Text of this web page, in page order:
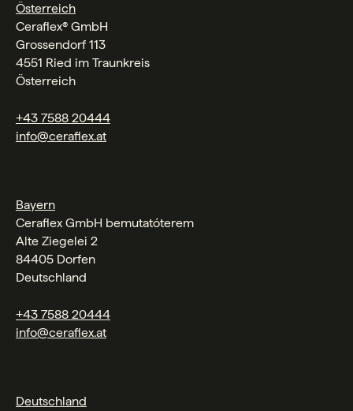
Österreich
Ceraflex® GmbH
Grossendorf 113
4551 Ried im Traunkreis
Österreich
+43 7588 20444
info@ceraflex.at
Bayern
Ceraflex GmbH bemutatóterem
Alte Ziegelei 2
84405 Dorfen
Deutschland
+43 7588 20444
info@ceraflex.at
Deutschland